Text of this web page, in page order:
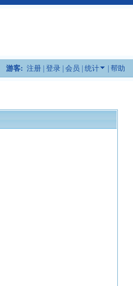
游客: 注册| 登录| 会员 统计 帮助